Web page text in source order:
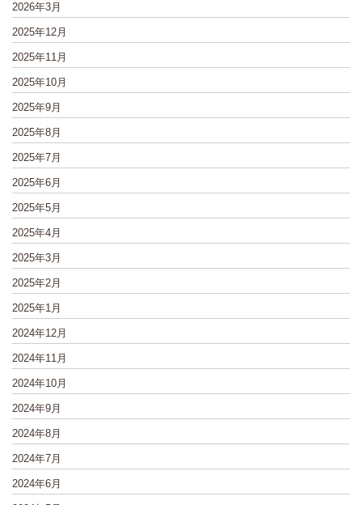
2026年3月
2025年12月
2025年11月
2025年10月
2025年9月
2025年8月
2025年7月
2025年6月
2025年5月
2025年4月
2025年3月
2025年2月
2025年1月
2024年12月
2024年11月
2024年10月
2024年9月
2024年8月
2024年7月
2024年6月